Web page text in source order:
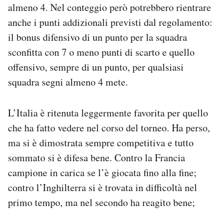
almeno 4. Nel conteggio però potrebbero rientrare
anche i punti addizionali previsti dal regolamento:
il bonus difensivo di un punto per la squadra
sconfitta con 7 o meno punti di scarto e quello
offensivo, sempre di un punto, per qualsiasi
squadra segni almeno 4 mete.
L’Italia è ritenuta leggermente favorita per quello
che ha fatto vedere nel corso del torneo. Ha perso,
ma si è dimostrata sempre competitiva e tutto
sommato si è difesa bene. Contro la Francia
campione in carica se l’è giocata fino alla fine;
contro l’Inghilterra si è trovata in difficoltà nel
primo tempo, ma nel secondo ha reagito bene;